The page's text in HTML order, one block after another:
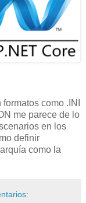
como .INI
me parece de lo
en los
definir
como la